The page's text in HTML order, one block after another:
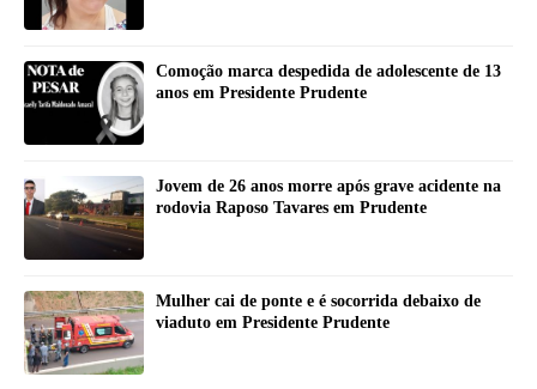
Comoção marca despedida de adolescente de 13
anos em Presidente Prudente
Jovem de 26 anos morre após grave acidente na
rodovia Raposo Tavares em Prudente
Mulher cai de ponte e é socorrida debaixo de
viaduto em Presidente Prudente